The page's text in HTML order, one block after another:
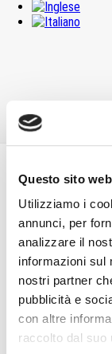
Questo sito
Utilizziamo i
annunci, per
analizzare il
informazioni sul
nostri partner
pubblicità e
con altre
raccolto dal suo
Infrastrutture di
Linea
Infrastrutture di
Linea
Infrastrutture di